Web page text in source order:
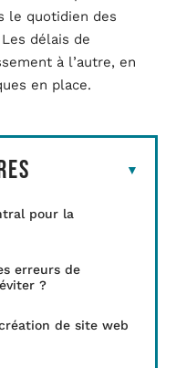
le quotidien des
délais de
à l’autre, en
en place.
pour la
erreurs de
?
de site web